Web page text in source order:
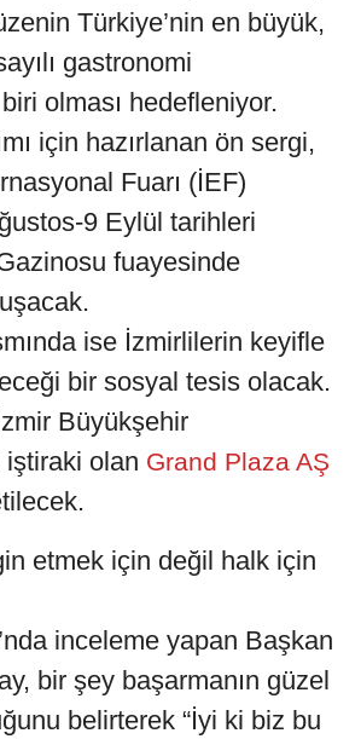
Türkiye’nin en büyük,
gastronomi
olması hedefleniyor.
için hazırlanan ön sergi,
Fuarı (İEF)
9 Eylül tarihleri
fuayesinde
ise İzmirlilerin keyifle
bir sosyal tesis olacak.
Büyükşehir
iştiraki olan Grand Plaza AŞ
etmek için değil halk için
inceleme yapan Başkan
bir şey başarmanın güzel
belirterek “İyi ki biz bu